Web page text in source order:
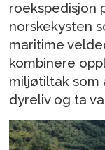
roekspedisjon
norskekysten
maritime
kombinere
miljøtiltak som
dyreliv og ta